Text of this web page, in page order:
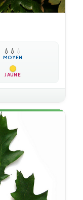
💧 💧 💧
MOYEN
JAUNE